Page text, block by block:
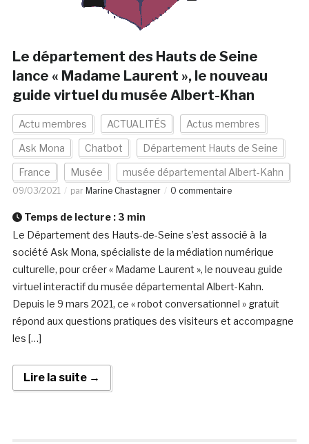
Le département des Hauts de Seine
lance « Madame Laurent », le nouveau
guide virtuel du musée Albert-Khan
Actu membres ACTUALITÉS Actus membres
Ask Mona Chatbot Département Hauts de Seine
France Musée musée départemental Albert-Kahn
09/03/2021 par Marine Chastagner 0 commentaire
Temps de lecture : 3 min
Le Département des Hauts-de-Seine s’est associé à la
société Ask Mona, spécialiste de la médiation numérique
culturelle, pour créer « Madame Laurent », le nouveau guide
virtuel interactif du musée départemental Albert-Kahn.
Depuis le 9 mars 2021, ce « robot conversationnel » gratuit
répond aux questions pratiques des visiteurs et accompagne
les […]
Lire la suite →